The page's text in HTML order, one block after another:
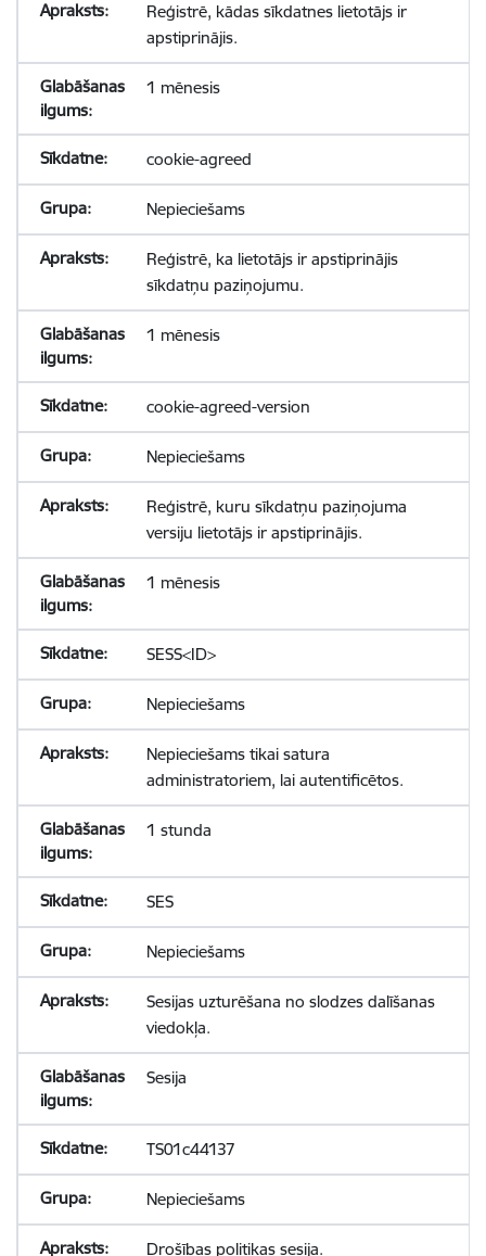
Reģistrē, kādas sīkdatnes lietotājs ir
apstiprinājis.
1 mēnesis
cookie-agreed
Nepieciešams
Reģistrē, ka lietotājs ir apstiprinājis
sīkdatņu paziņojumu.
1 mēnesis
cookie-agreed-version
Nepieciešams
Reģistrē, kuru sīkdatņu paziņojuma
versiju lietotājs ir apstiprinājis.
1 mēnesis
SESS<ID>
Nepieciešams
Nepieciešams tikai satura
administratoriem, lai autentificētos.
1 stunda
SES
Nepieciešams
Sesijas uzturēšana no slodzes dalīšanas
viedokļa.
Sesija
TS01c44137
Nepieciešams
Drošības politikas sesija.